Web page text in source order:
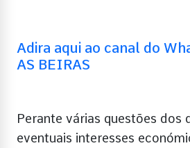
Adira aqui ao canal do
AS BEIRAS
Perante várias questões dos
eventuais interesses